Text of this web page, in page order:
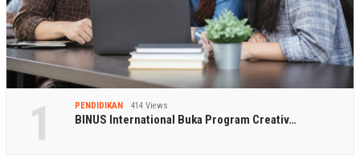
1 PENDIDIKAN 414 Views
BINUS International Buka Program Creativ…